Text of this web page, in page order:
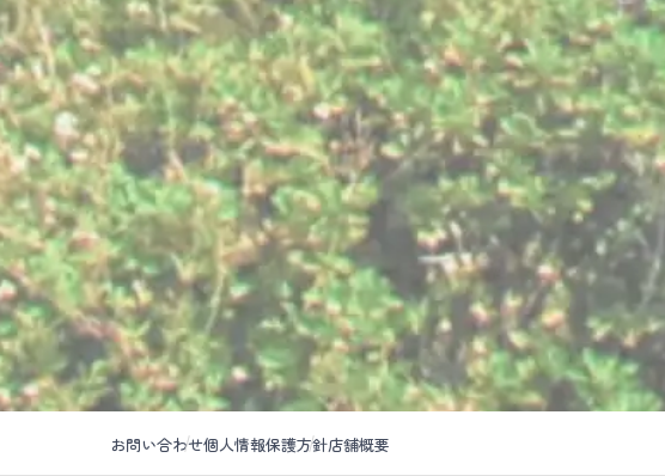
お問い合わせ個人情報保護方針店舗概要